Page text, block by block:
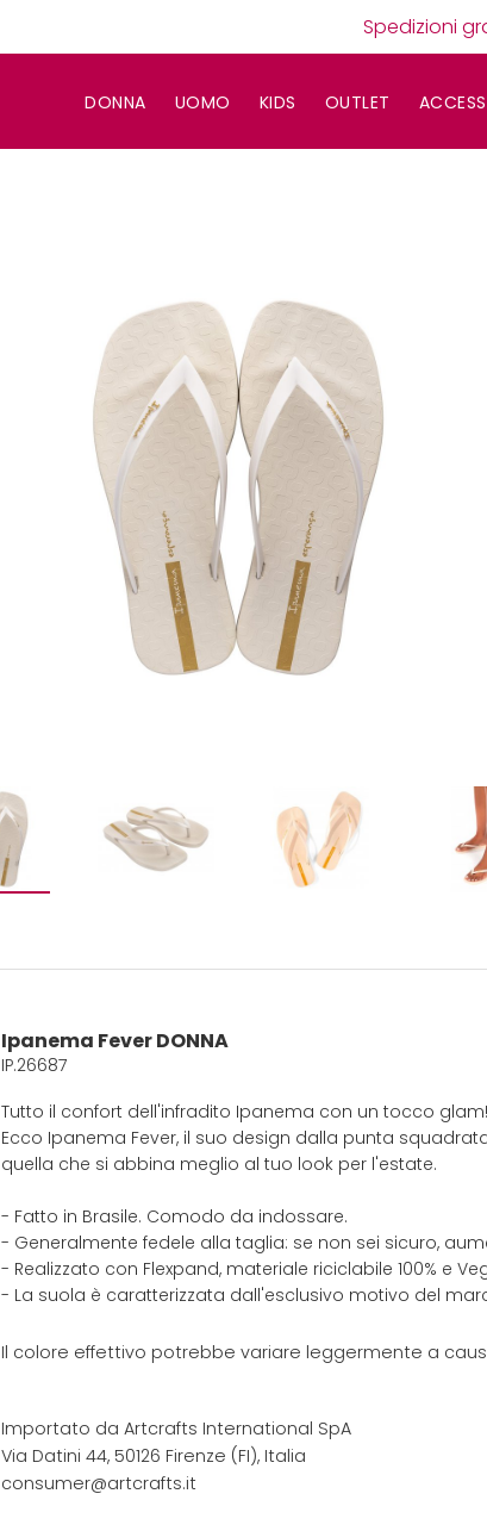
Spedizioni
DONNA UOMO KIDS OUTLET
Ipanema Fever DONNA
IP.26687
Tutto il confort dell'infradito Ipanema con un tocco glam!
Ecco Ipanema Fever, il suo design dalla punta
quella che si abbina meglio al tuo look per l'estate.
- Fatto in Brasile. Comodo da indossare.
- Generalmente fedele alla taglia: se non sei sicuro,
- Realizzato con Flexpand, materiale riciclabile 100% e
- La suola è caratterizzata dall'esclusivo motivo del
Il colore effettivo potrebbe variare leggermente a
Importato da Artcrafts International SpA
Via Datini 44, 50126 Firenze (FI), Italia
consumer@artcrafts.it